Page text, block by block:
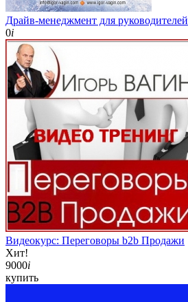
Драйв-менеджмент для руководителей
0i
Видеокурс: Переговоры b2b Продажи
Хит!
9000i
купить